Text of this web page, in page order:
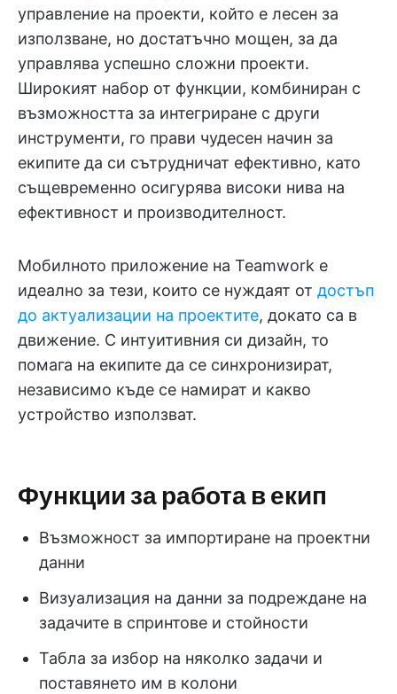
управление на проекти, който е лесен за
използване, но достатъчно мощен, за да
управлява успешно сложни проекти.
Широкият набор от функции, комбиниран с
възможността за интегриране с други
инструменти, го прави чудесен начин за
екипите да си сътрудничат ефективно, като
същевременно осигурява високи нива на
ефективност и производителност.
Мобилното приложение на Teamwork е
идеално за тези, които се нуждаят от достъп
до актуализации на проектите, докато са в
движение. С интуитивния си дизайн, то
помага на екипите да се синхронизират,
независимо къде се намират и какво
устройство използват.
Функции за работа в екип
Възможност за импортиране на проектни
данни
Визуализация на данни за подреждане на
задачите в спринтове и стойности
Табла за избор на няколко задачи и
поставянето им в колони